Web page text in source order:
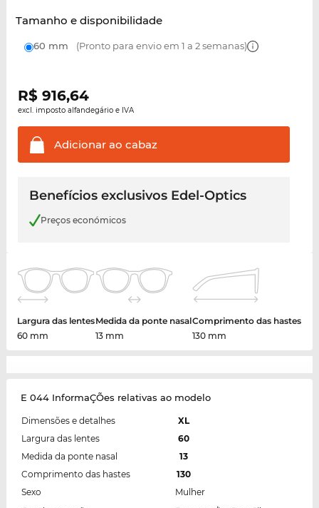
Tamanho e disponibilidade
60 mm (Pronto para envio em 1 a 2 semanas)
R$ 916,64
excl. imposto alfandegário e IVA
Adicionar ao cabaz
Benefícios exclusivos Edel-Optics
Preços económicos
Largura das lentes
60 mm
Medida da ponte nasal
13 mm
Comprimento das hastes
130 mm
E 044 InformaÇÕes relativas ao modelo
Dimensões e detalhes
XL
Largura das lentes
60
Medida da ponte nasal
13
Comprimento das hastes
130
Sexo
Mulher